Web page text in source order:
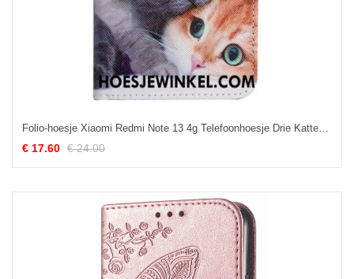
Folio-hoesje Xiaomi Redmi Note 13 4g Telefoonhoesje Drie Katten Met Riemen
€ 17.60 € 24.00